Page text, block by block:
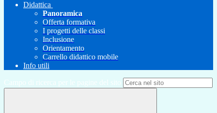
Didattica
Panoramica
Offerta formativa
I progetti delle classi
Inclusione
Orientamento
Carrello didattico mobile
Info utili
Campo di ricerca per le pagine del sito